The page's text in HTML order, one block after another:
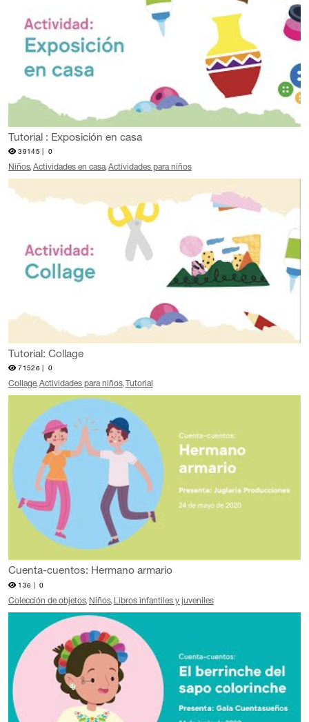
Tutorial : Exposición en casa
39145 | 0
Niños Actividades en casa Actividades para niños
Tutorial: Collage
71526 | 0
Collage Actividades para niños Tutorial
Cuenta-cuentos: Hermano armario
136 | 0
Colección de objetos Niños Libros infantiles y juveniles